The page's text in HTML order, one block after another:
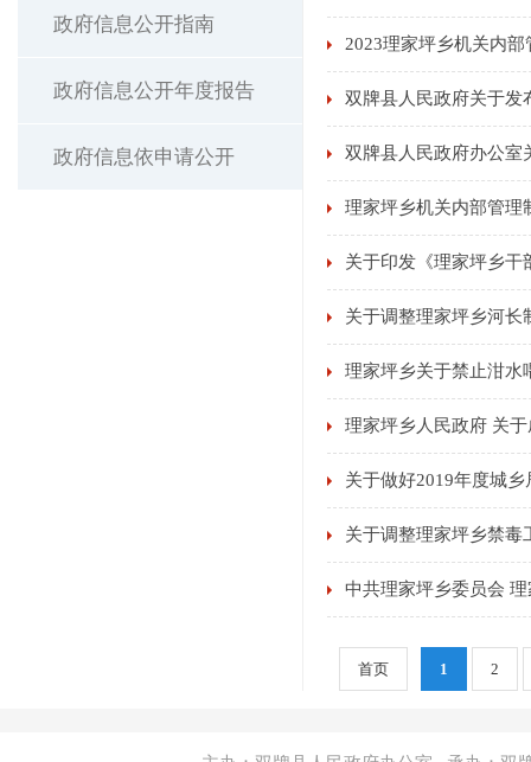
政府信息公开指南
政府信息公开年度报告
政府信息依申请公开
2023理家坪乡机关内部
双牌县人民政府关于发
双牌县人民政府办公室
理家坪乡机关内部管理
关于印发《理家坪乡干
关于调整理家坪乡河长
理家坪乡关于禁止泔水
理家坪乡人民政府 关
关于做好2019年度城
关于调整理家坪乡禁毒
中共理家坪乡委员会
首页 1 2